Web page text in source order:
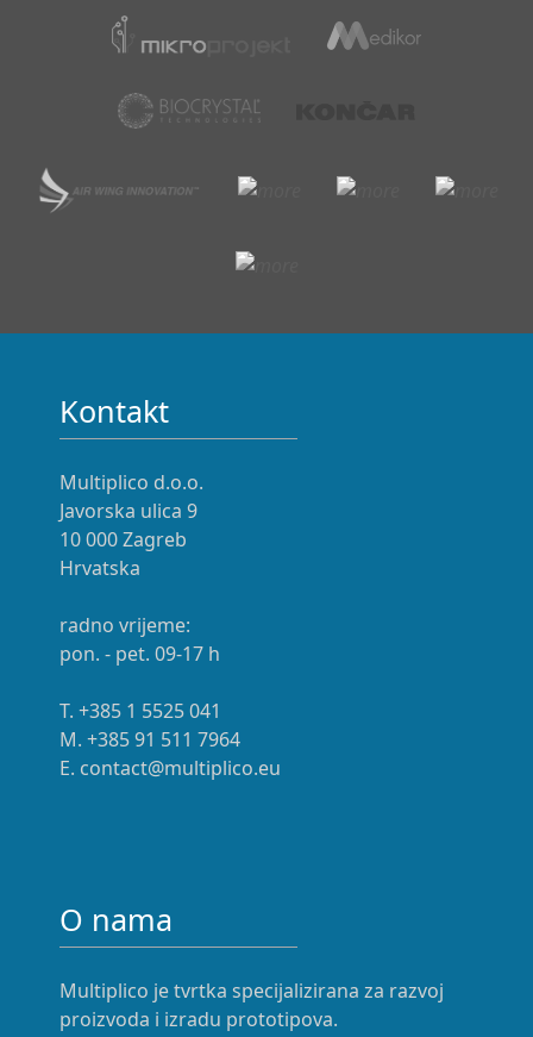
Kontakt
Multiplico d.o.o.
Javorska ulica 9
10 000 Zagreb
Hrvatska
radno vrijeme:
pon. - pet. 09-17 h
T. +385 1 5525 041
M. +385 91 511 7964
E. contact@multiplico.eu
O nama
Multiplico je tvrtka specijalizirana za razvoj
proizvoda i izradu prototipova.